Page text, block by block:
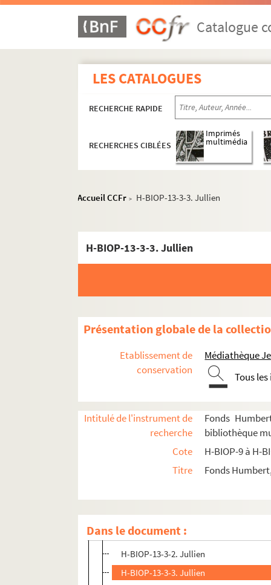
Catalogue
LES CATALOGUES
RECHERCHE RAPIDE
RECHERCHES CIBLÉES
Imprimés
multimédia
Accueil CCFr > H-BIOP-13-3-3. Jullien
H-BIOP-13-3-3. Jullien
Présentation globale de la
Etablissement de
conservation
Médiathèque
Tous
Intitulé de l'instrument de
recherche
Fonds
bibliothèque
Cote
H-BIOP-9 à H-
Titre
Fonds
Dans le document :
H-BIOP-9. Portraits de personnages du
H-BIOP-11. Portraits des personnages de
H-BIOP-12. Portraits d'artistes : arts,
H-BIOP-13. Portraits de musiciens
H-BIOP-13-1. Musiciens dont le nom
H-BIOP-13-3. Musiciens dont le nom
H-BIOP-13-3-1. Victorin de Joncières
H-BIOP-13-3-2. Jullien
H-BIOP-13-3-3. Jullien